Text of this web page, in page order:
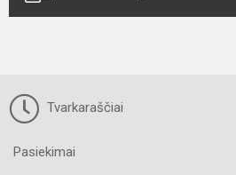
Tvarkaraščiai
Pasiekimai